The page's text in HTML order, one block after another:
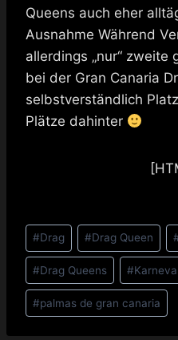
Queens auch eher
Ausnahme Während
allerdings „nur“ zweite
bei der Gran Canaria
selbstverständlich
Plätze dahinter
Schlagworte:
#Drag #Drag Queen
#Drag Queens #Karneval
#palmas de gran canaria